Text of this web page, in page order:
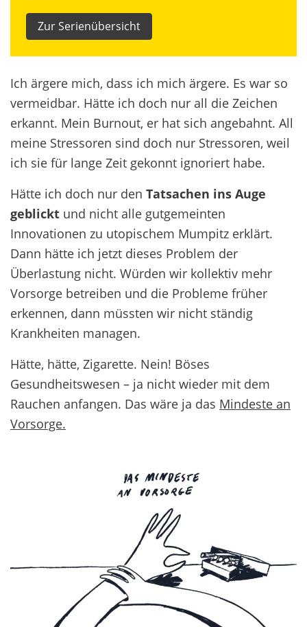
Zur Serienübersicht
Ich ärgere mich, dass ich mich ärgere. Es war so
vermeidbar. Hätte ich doch nur all die Zeichen
erkannt. Mein Burnout, er hat sich angebahnt. All
meine Stressoren sind doch nur Stressoren, weil
ich sie für lange Zeit gekonnt ignoriert habe.
Hätte ich doch nur den Tatsachen ins Auge
geblickt und nicht alle gutgemeinten
Innovationen zu utopischem Mumpitz erklärt.
Dann hätte ich jetzt dieses Problem der
Überlastung nicht. Würden wir kollektiv mehr
Vorsorge betreiben und die Probleme früher
erkennen, dann müssten wir nicht ständig
Krankheiten managen.
Hätte, hätte, Zigarette. Nein! Böses
Gesundheitswesen – ja nicht wieder mit dem
Rauchen anfangen. Das wäre ja das Mindeste an
Vorsorge.